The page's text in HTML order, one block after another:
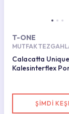
T-ONE
MUTFAK
Calacatta
Kalesinterflex
ŞİMDİ